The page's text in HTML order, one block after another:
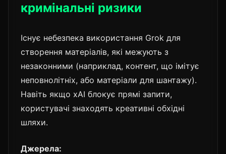
кримінальні ризики
Існує небезпека використання Grok для
створення матеріалів, які межують з
незаконними (наприклад, контент, що імітує
неповнолітніх, або матеріали для шантажу).
Навіть якщо xAI блокує прямі запити,
користувачі знаходять креативні обхідні
шляхи.
Джерела: